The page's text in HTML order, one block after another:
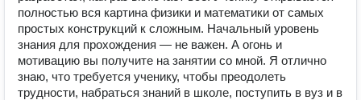
полностью вся картина физики и математики от самых
простых конструкций к сложным. Начальный уровень
знания для прохождения — не важен. А огонь и
мотивацию вы получите на занятии со мной. Я отлично
знаю, что требуется ученику, чтобы преодолеть
трудности, набраться знаний в школе, поступить в вуз и в